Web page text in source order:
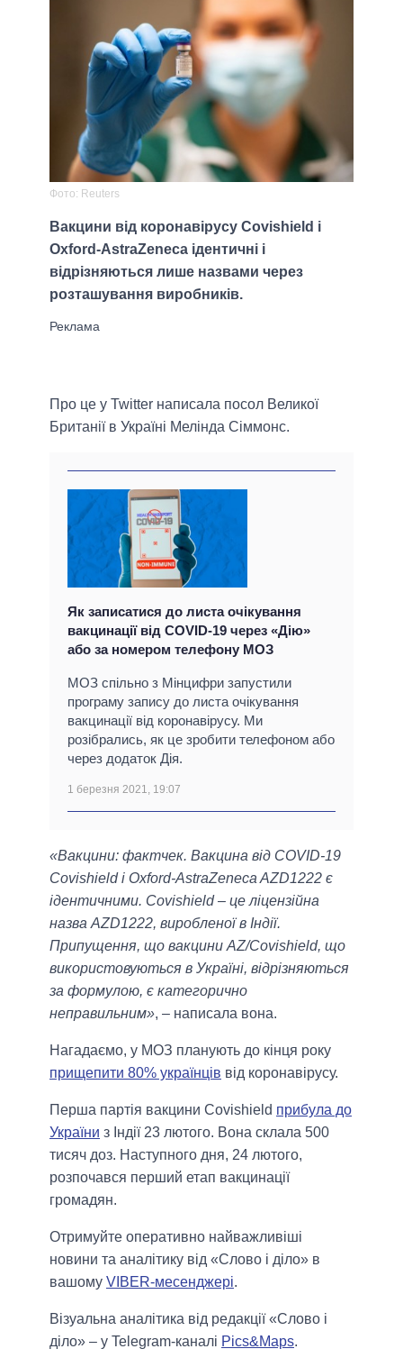
Фото: Reuters
Вакцини від коронавірусу Covishield і
Oxford-AstraZeneca ідентичні і
відрізняються лише назвами через
розташування виробників.
Про це у Twitter написала посол Великої
Британії в Україні Мелінда Сіммонс.
Як записатися до листа очікування
вакцинації від COVID-19 через «Дію»
або за номером телефону МОЗ
МОЗ спільно з Мінцифри запустили
програму запису до листа очікування
вакцинації від коронавірусу. Ми
розібрались, як це зробити телефоном або
через додаток Дія.
1 березня 2021, 19:07
«Вакцини: фактчек. Вакцина від COVID-19
Covishield і Oxford-AstraZeneca AZD1222 є
ідентичними. Covishield – це ліцензійна
назва AZD1222, виробленої в Індії.
Припущення, що вакцини AZ/Covishield, що
використовуються в Україні, відрізняються
за формулою, є категорично
неправильним», – написала вона.
Нагадаємо, у МОЗ планують до кінця року
прищепити 80% українців від коронавірусу.
Перша партія вакцини Covishield прибула до
України з Індії 23 лютого. Вона склала 500
тисяч доз. Наступного дня, 24 лютого,
розпочався перший етап вакцинації
громадян.
Отримуйте оперативно найважливіші
новини та аналітику від «Слово і діло» в
вашому VIBER-месенджері.
Візуальна аналітика від редакції «Слово і
діло» – у Telegram-каналі Pics&Maps.